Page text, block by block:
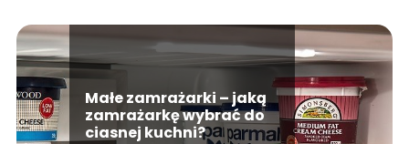
Małe zamrażarki – jaką
zamrażarkę wybrać do
ciasnej kuchni?